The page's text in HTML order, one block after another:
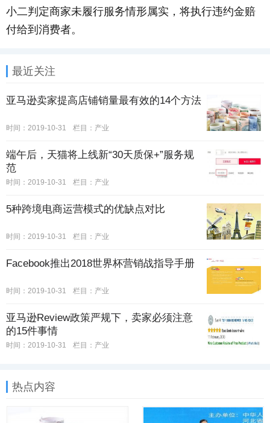
小二判定商家未履行服务情形属实，将执行违约金赔
付给到消费者。
最近关注
亚马逊卖家提高店铺销量最有效的14个方法
时间：2019-10-31 栏目： 产业
端午后，天猫将上线新“30天质保+”服务规
范
时间：2019-10-31 栏目： 产业
5种跨境电商运营模式的优缺点对比
时间：2019-10-31 栏目： 产业
Facebook推出2018世界杯营销战指导手册
时间：2019-10-31 栏目： 产业
亚马逊Review政策严规下，卖家必须注意
的15件事情
时间：2019-10-31 栏目： 产业
热点内容